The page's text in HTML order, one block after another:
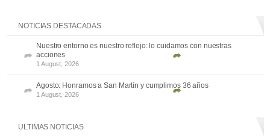
NOTICIAS DESTACADAS
Nuestro entorno es nuestro reflejo: lo cuidamos con nuestras
acciones
1 August, 2026
Agosto: Honramos a San Martín y cumplimos 36 años
1 August, 2026
ULTIMAS NOTICIAS